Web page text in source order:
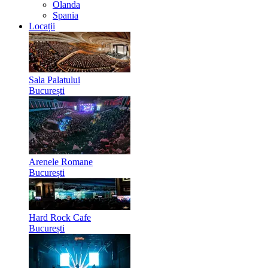
Olanda
Spania
Locații
Sala Palatului
București
Arenele Romane
București
Hard Rock Cafe
București